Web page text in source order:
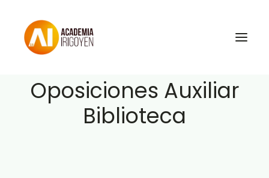
Oposiciones
Oposiciones Auxiliar
Biblioteca